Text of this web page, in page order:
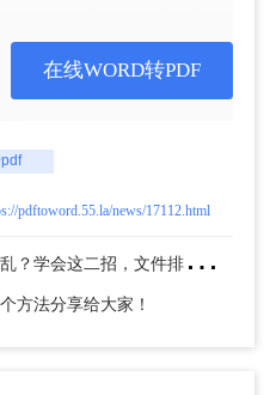
在线WORD转PDF
pdftoword.55.la/news/17112.html
上
一篇：word转pdf怎样格式不乱？学会这二招，文件排版不用愁！
方法分享给大家！